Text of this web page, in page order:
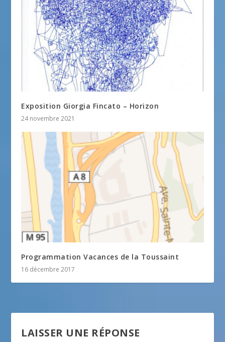
Exposition Giorgia Fincato – Horizon
24 novembre 2021
Programmation Vacances de la Toussaint
16 décembre 2017
LAISSER UNE RÉPONSE